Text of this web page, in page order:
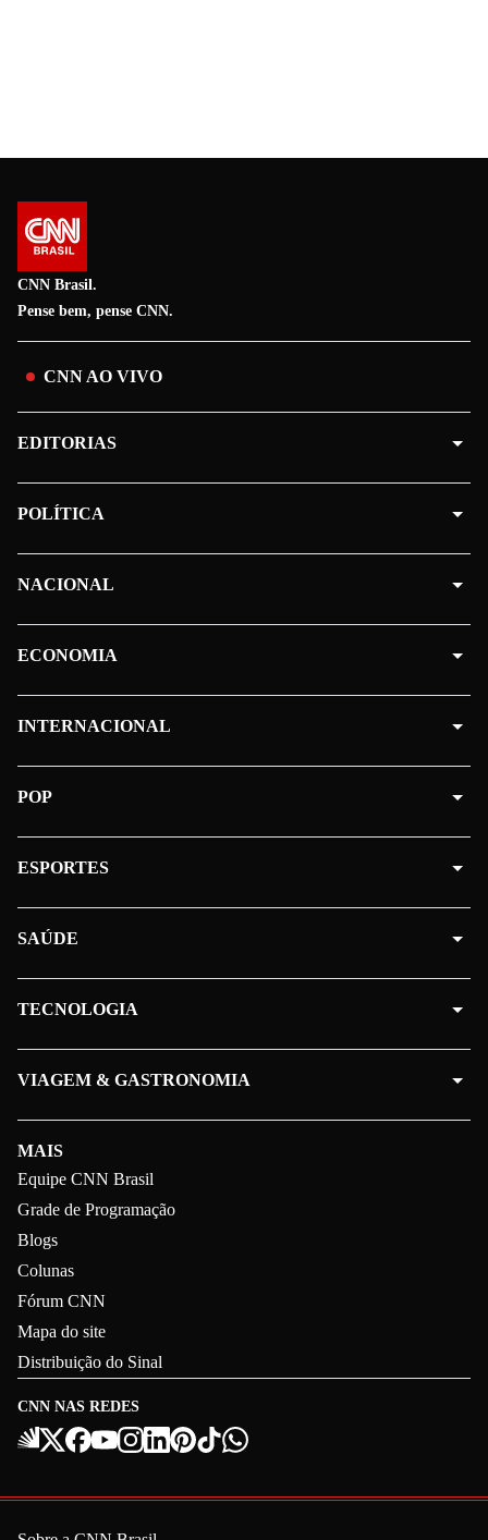
CNN Brasil.
Pense bem, pense CNN.
CNN AO VIVO
CNN NAS REDES
MAIS
Equipe CNN Brasil
Grade de Programação
Blogs
Colunas
Fórum CNN
Mapa do site
Distribuição do Sinal
EDITORIAS
POLÍTICA
NACIONAL
ECONOMIA
INTERNACIONAL
POP
ESPORTES
SAÚDE
TECNOLOGIA
VIAGEM & GASTRONOMIA